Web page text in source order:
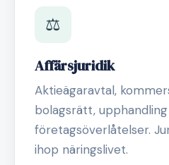
⚖️
Affärsjuridik
Aktieägaravtal,
bolagsrätt,
företagsöverlåtelser.
ihop näringslivet.